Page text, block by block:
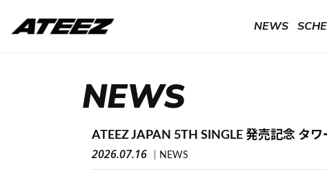
NEWS
NEWS
ATEEZ JAPAN 5TH SINGLE 発売記念 タ
2026.07.16 NEWS